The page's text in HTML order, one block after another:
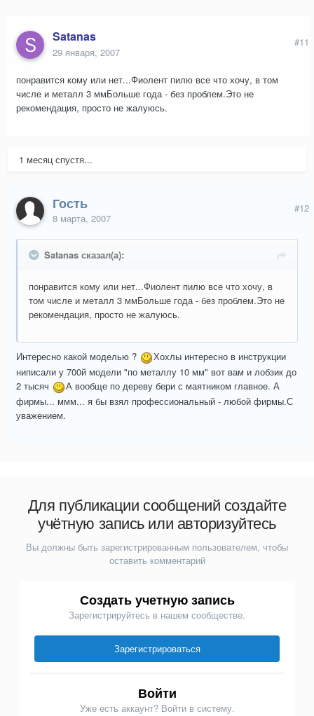
Satanas
29 января, 2007
#11
понравится кому или нет...Фиолент пилю все что хочу, в том
числе и металл 3 ммБольше года - без проблем.Это не
рекомендация, просто не жалуюсь.
1 месяц спустя...
Гость
8 марта, 2007
#12
Satanas сказал(а):
понравится кому или нет...Фиолент пилю все что хочу, в
том числе и металл 3 ммБольше года - без проблем.Это не
рекомендация, просто не жалуюсь.
Интересно какой моделью ?
Хохлы интересно в инструкции
ниписали у 700й модели "по металлу 10 мм" вот вам и лобзик до
2 тысяч
А вообще по дереву бери с маятником главное. А
фирмы... ммм... я бы взял профессиональный - любой фирмы.С
уважением.
Для публикации сообщений создайте
учётную запись или авторизуйтесь
Вы должны быть зарегистрированным пользователем, чтобы
оставить комментарий
Создать учетную запись
Зарегистрируйтесь в нашем сообществе.
Зарегистрироваться
Войти
Уже есть аккаунт? Войти в систему.